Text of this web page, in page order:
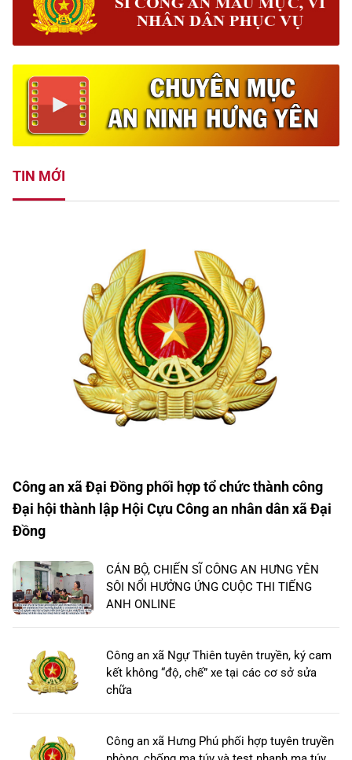
TIN MỚI
Công an xã Đại Đồng phối hợp tổ chức thành công
Đại hội thành lập Hội Cựu Công an nhân dân xã Đại
Đồng
CÁN BỘ, CHIẾN SĨ CÔNG AN HƯNG YÊN
SÔI NỔI HƯỞNG ỨNG CUỘC THI TIẾNG
ANH ONLINE
Công an xã Ngự Thiên tuyên truyền, ký cam
kết không “độ, chế” xe tại các cơ sở sửa
chữa
Công an xã Hưng Phú phối hợp tuyên truyền